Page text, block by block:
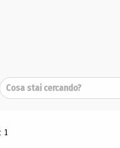
Cerca
ricerca
1